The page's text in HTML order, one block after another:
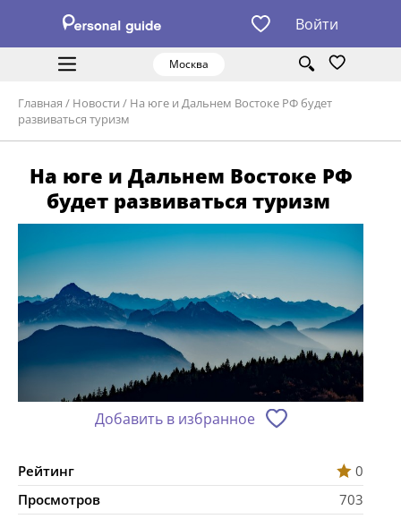
Войти
Москва
Главная / Новости / На юге и Дальнем Востоке РФ будет
развиваться туризм
На юге и Дальнем Востоке РФ
будет развиваться туризм
Добавить в избранное
Рейтинг
0
Просмотров
703